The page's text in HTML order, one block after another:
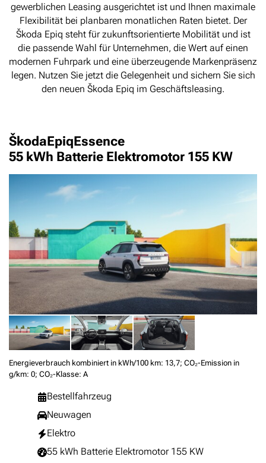
gewerblichen Leasing ausgerichtet ist und Ihnen maximale
Flexibilität bei planbaren monatlichen Raten bietet. Der
Škoda Epiq steht für zukunftsorientierte Mobilität und ist
die passende Wahl für Unternehmen, die Wert auf einen
modernen Fuhrpark und eine überzeugende Markenpräsenz
legen. Nutzen Sie jetzt die Gelegenheit und sichern Sie sich
den neuen Škoda Epiq im Geschäftsleasing.
ŠkodaEpiqEssence
55 kWh Batterie Elektromotor 155 KW
Energieverbrauch kombiniert in kWh/100 km: 13,7; CO₂-Emission in
g/km: 0; CO₂-Klasse: A
Bestellfahrzeug
Neuwagen
Elektro
55 kWh Batterie Elektromotor 155 KW